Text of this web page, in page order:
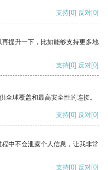
支持[0] 反对[0]
提升一下，比如能够支持更多地
支持[0] 反对[0]
全球覆盖和最高安全性的连接。
支持[0] 反对[0]
中不会泄露个人信息，让我非常
支持[0] 反对[0]